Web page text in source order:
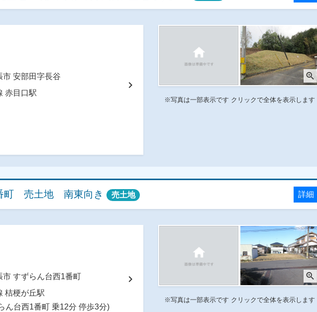
chevron_right
市 安部田字長谷
赤目口駅
zoom_in
※写真は一部表示です クリックで全体を表示します
町 売土地 南東向き 売土地 詳細
chevron_right
市 すずらん台西1番町
桔梗が丘駅
ん台西1番町 乗12分 停歩3分)
zoom_in
※写真は一部表示です クリックで全体を表示します